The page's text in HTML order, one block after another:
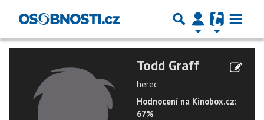
Todd Graff
herec
Hodnocení na Kinobox.cz:
67%